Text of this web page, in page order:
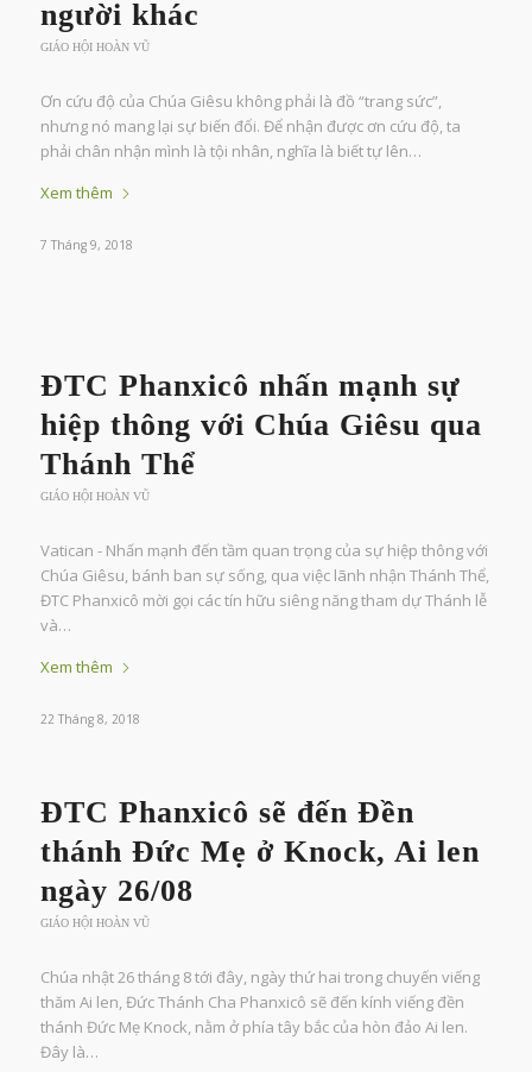
người khác
GIÁO HỘI HOÀN VŨ
Ơn cứu độ của Chúa Giêsu không phải là đồ “trang sức”,
nhưng nó mang lại sự biến đổi. Để nhận được ơn cứu độ, ta
phải chân nhận mình là tội nhân, nghĩa là biết tự lên…
Xem thêm
7 Tháng 9, 2018
ĐTC Phanxicô nhấn mạnh sự
hiệp thông với Chúa Giêsu qua
Thánh Thể
GIÁO HỘI HOÀN VŨ
Vatican - Nhấn mạnh đến tầm quan trọng của sự hiệp thông với
Chúa Giêsu, bánh ban sự sống, qua việc lãnh nhận Thánh Thể,
ĐTC Phanxicô mời gọi các tín hữu siêng năng tham dự Thánh lễ
và…
Xem thêm
22 Tháng 8, 2018
ĐTC Phanxicô sẽ đến Đền
thánh Đức Mẹ ở Knock, Ai len
ngày 26/08
GIÁO HỘI HOÀN VŨ
Chúa nhật 26 tháng 8 tới đây, ngày thứ hai trong chuyến viếng
thăm Ai len, Đức Thánh Cha Phanxicô sẽ đến kính viếng đền
thánh Đức Mẹ Knock, nằm ở phía tây bắc của hòn đảo Ai len.
Đây là…